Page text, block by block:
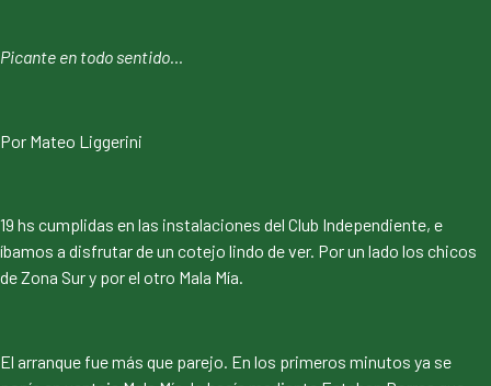
Picante en todo sentido…
Por Mateo Liggerini
19 hs cumplidas en las instalaciones del Club Independiente, e
íbamos a disfrutar de un cotejo lindo de ver. Por un lado los chicos
de Zona Sur y por el otro Mala Mía.
El arranque fue más que parejo. En los primeros minutos ya se